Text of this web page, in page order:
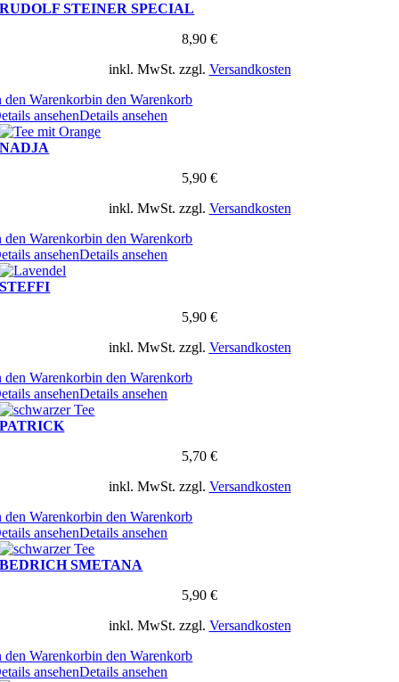
RUDOLF STEINER SPECIAL
8,90 €
inkl. MwSt. zzgl. Versandkosten
den Warenkorbin den Warenkorb
ansehenDetails ansehen
NADJA
5,90 €
inkl. MwSt. zzgl. Versandkosten
den Warenkorbin den Warenkorb
ansehenDetails ansehen
STEFFI
5,90 €
inkl. MwSt. zzgl. Versandkosten
den Warenkorbin den Warenkorb
ansehenDetails ansehen
PATRICK
5,70 €
inkl. MwSt. zzgl. Versandkosten
den Warenkorbin den Warenkorb
ansehenDetails ansehen
BEDRICH SMETANA
5,90 €
inkl. MwSt. zzgl. Versandkosten
den Warenkorbin den Warenkorb
ansehenDetails ansehen